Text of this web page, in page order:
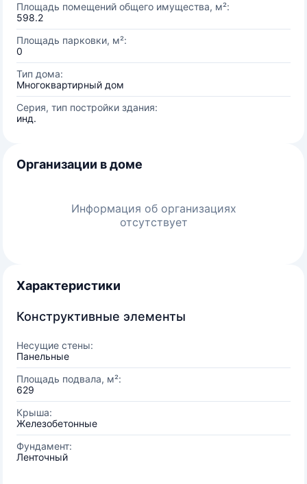
Площадь помещений общего имущества, м²:
598.2
Площадь парковки, м²:
0
Тип дома:
Многоквартирный дом
Серия, тип постройки здания:
инд.
Организации в доме
Информация об организациях
отсутствует
Характеристики
Конструктивные элементы
Несущие стены:
Панельные
Площадь подвала, м²:
629
Крыша:
Железобетонные
Фундамент:
Ленточный